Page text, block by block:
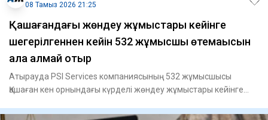
08 Тамыз 2026 21:25
Қашағандағы жөндеу жұмыстары кейінге
шегерілгеннен кейін 532 жұмысшы өтемақысын
ала алмай отыр
Атырауда PSI Services компаниясының 532 жұмысшысы
Қашаған кен орнындағы күрделі жөндеу жұмыстары кейінге